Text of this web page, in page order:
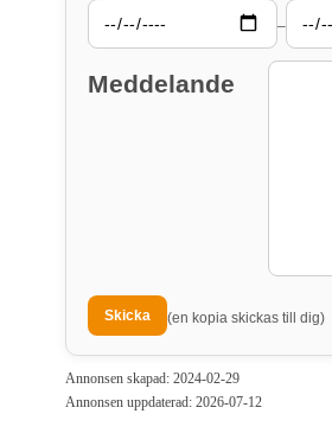
–
Meddelande
(en kopia skickas till dig)
Annonsen skapad: 2024-02-29
Annonsen uppdaterad: 2026-07-12